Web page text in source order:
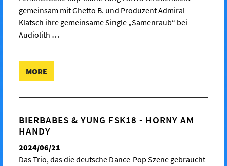
gemeinsam mit Ghetto B. und Produzent Admiral
Klatsch ihre gemeinsame Single „Samenraub“ bei
Audiolith …
MORE
BIERBABES & YUNG FSK18 - HORNY AM
HANDY
2024/06/21
Das Trio, das die deutsche Dance-Pop Szene gebraucht